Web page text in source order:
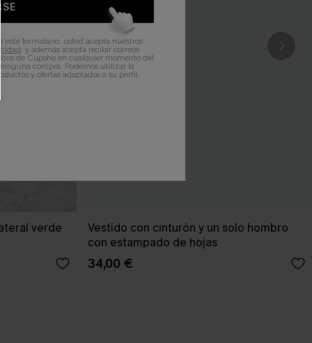
verde
Vestido con cinturón y un solo hombro
con estampado de hojas
34,00 €
formulario, usted acepta nuestros
, y además acepta recibir correos
de Cupshe en cualquier momento del
compra. Podemos utilizar la
y ofertas adaptados a su perfil.